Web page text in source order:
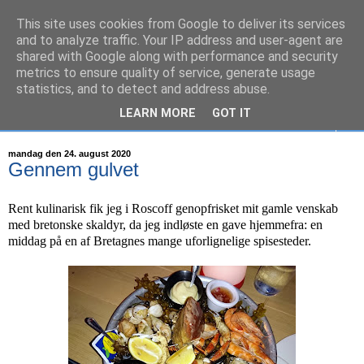
S/Y Mathilde
26 fods sejlbåd på eventyr...
mandag den 24. august 2020
Gennem gulvet
Rent kulinarisk fik jeg i Roscoff genopfrisket mit gamle venskab
med bretonske skaldyr, da jeg indløste en gave hjemmefra: en
middag på en af Bretagnes mange uforlignelige spisesteder.
This site uses cookies from Google to deliver its services
and to analyze traffic. Your IP address and user-agent are
shared with Google along with performance and security
metrics to ensure quality of service, generate usage
statistics, and to detect and address abuse.
LEARN MORE GOT IT